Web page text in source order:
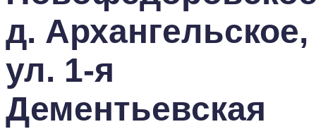
д. Архангельское,
ул. 1-я
Дементьевская